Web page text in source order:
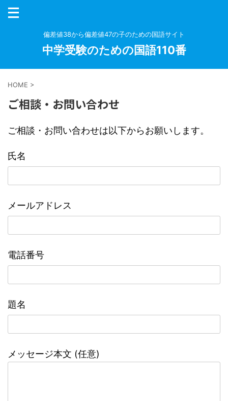
偏差値38から偏差値47の子のための国語サイト
中学受験のための国語110番
HOME >
ご相談・お問い合わせ
ご相談・お問い合わせは以下からお願いします。
氏名
メールアドレス
電話番号
題名
メッセージ本文 (任意)